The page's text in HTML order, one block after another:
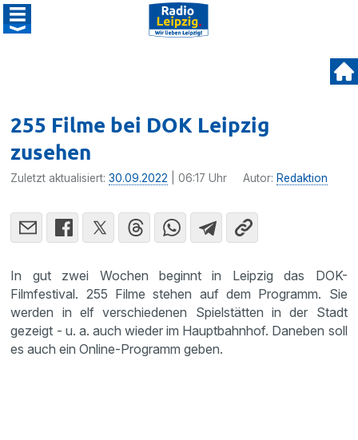
255 Filme bei DOK Leipzig
zusehen
Zuletzt aktualisiert:30.09.2022 | 06:17 Uhr Autor: Redaktion
In gut zwei Wochen beginnt in Leipzig das DOK-
Filmfestival. 255 Filme stehen auf dem Programm. Sie
werden in elf verschiedenen Spielstätten in der Stadt
gezeigt - u. a. auch wieder im Hauptbahnhof. Daneben soll
es auch ein Online-Programm geben.